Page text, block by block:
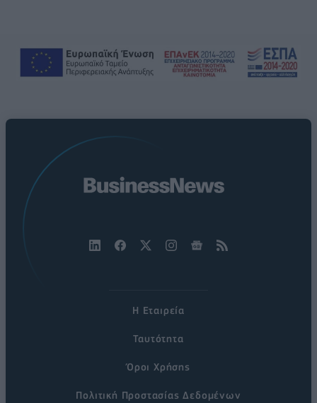
Η Εταιρεία
Ταυτότητα
Όροι Χρήσης
Πολιτική Προστασίας Δεδομένων